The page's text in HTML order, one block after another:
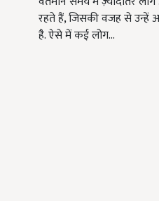
रहते हैं, जिसकी वजह से उन्हें
है. ऐसे में कई लोग…